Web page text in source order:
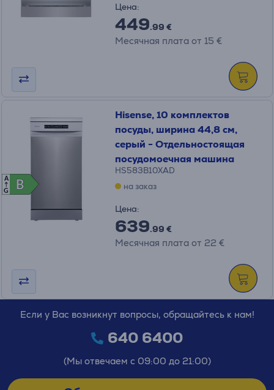
Цена:
449.99 €
Месячная плата от 15 €
B
B
A
G
Hisense, 10 комплектов
посуды, ширина 44,8 см,
серый - Отдельностоящая
посудомоечная машина
HS583B10XAD
на заказ
Цена:
639.99 €
Месячная плата от 22 €
Если у Вас возникнут вопросы, обращайтесь к нам!
640 6400
(Мы отвечаем с 09:00 до 21:00)